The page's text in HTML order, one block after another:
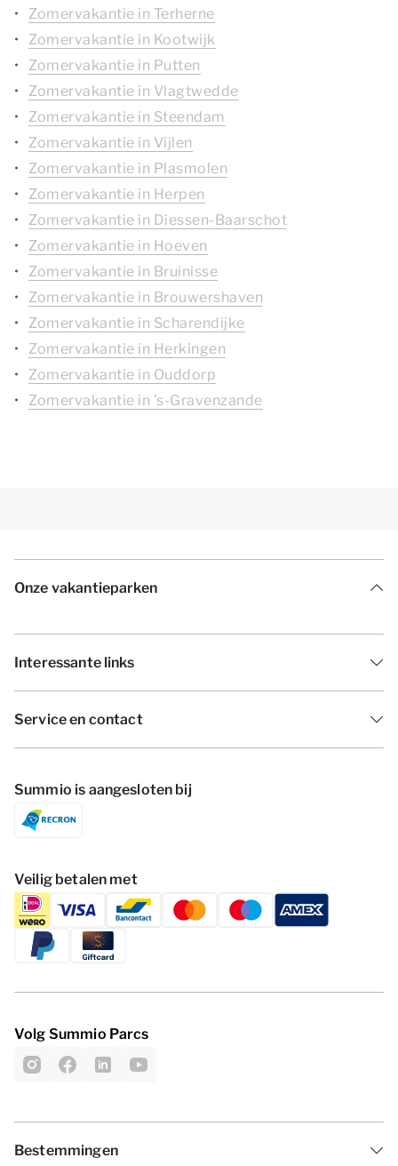
Zomervakantie in Terherne
Zomervakantie in Kootwijk
Zomervakantie in Putten
Zomervakantie in Vlagtwedde
Zomervakantie in Steendam
Zomervakantie in Vijlen
Zomervakantie in Plasmolen
Zomervakantie in Herpen
Zomervakantie in Diessen-Baarschot
Zomervakantie in Hoeven
Zomervakantie in Bruinisse
Zomervakantie in Brouwershaven
Zomervakantie in Scharendijke
Zomervakantie in Herkingen
Zomervakantie in Ouddorp
Zomervakantie in 's-Gravenzande
Onze vakantieparken
Interessante links
Service en contact
Summio is aangesloten bij
Veilig betalen met
Volg Summio Parcs
Bestemmingen